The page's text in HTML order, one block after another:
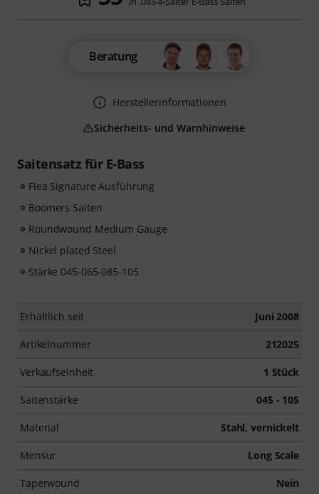
Saitensatz für E-Bass
Flea Signature Ausführung
Boomers Saiten
Roundwound Medium Gauge
Nickel plated Steel
Stärke 045-065-085-105
Erhältlich seit Juni 2008
Artikelnummer 212025
Verkaufseinheit 1 Stück
Saitenstärke 045 - 105
Material Stahl, vernickelt
Mensur Long Scale
Taperwound Nein
Beratung
Herstellerinformationen
Sicherheits- und Warnhinweise